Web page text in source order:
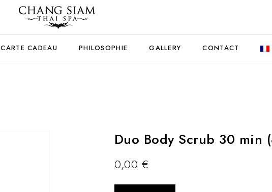
CARTE CADEAU PHILOSOPHIE GALLERY CONTACT
Duo Body Scrub 30 min
0,00 €